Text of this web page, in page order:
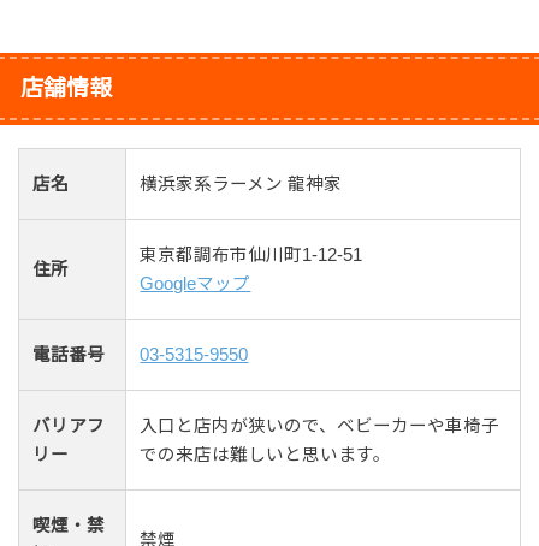
店舗情報
店名 横浜家系ラーメン 龍神家
住所
東京都調布市仙川町1-12-51
Googleマップ
電話番号 03-5315-9550
バリアフ
リー
入口と店内が狭いので、ベビーカーや車椅子
での来店は難しいと思います。
喫煙・禁
禁煙